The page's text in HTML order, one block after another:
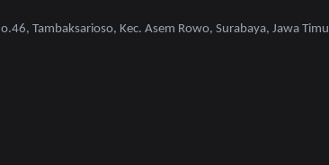
Tambaksarioso, Kec. Asem Rowo, Surabaya, Jawa